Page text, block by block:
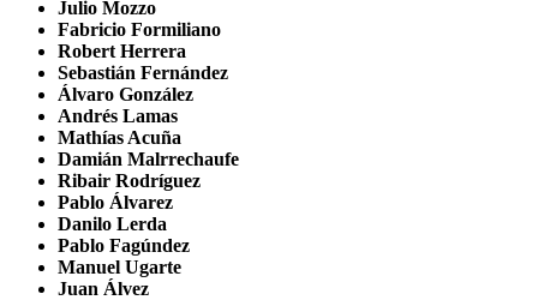
Julio Mozzo
Fabricio Formiliano
Robert Herrera
Sebastián Fernández
Álvaro González
Andrés Lamas
Mathías Acuña
Damián Malrrechaufe
Ribair Rodríguez
Pablo Álvarez
Danilo Lerda
Pablo Fagúndez
Manuel Ugarte
Juan Álvez